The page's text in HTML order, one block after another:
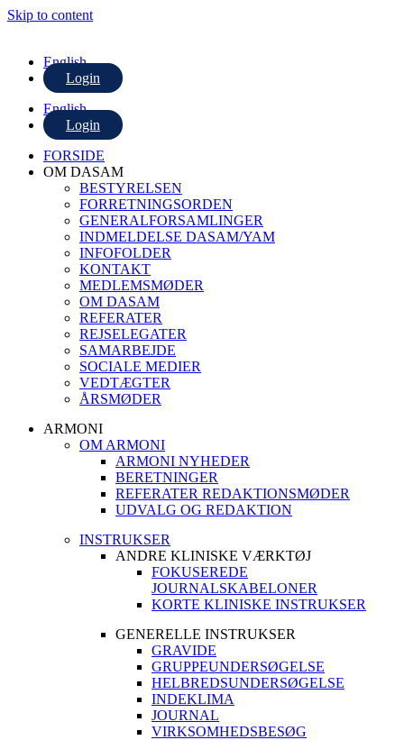
Skip to content
English
Login
English
Login
FORSIDE
OM DASAM
BESTYRELSEN
FORRETNINGSORDEN
GENERALFORSAMLINGER
INDMELDELSE DASAM/YAM
INFOFOLDER
KONTAKT
MEDLEMSMØDER
OM DASAM
REFERATER
REJSELEGATER
SAMARBEJDE
SOCIALE MEDIER
VEDTÆGTER
ÅRSMØDER
ARMONI
OM ARMONI
ARMONI NYHEDER
BERETNINGER
REFERATER REDAKTIONSMØDER
UDVALG OG REDAKTION
INSTRUKSER
ANDRE KLINISKE VÆRKTØJ
FOKUSEREDE
JOURNALSKABELONER
KORTE KLINISKE INSTRUKSER
GENERELLE INSTRUKSER
GRAVIDE
GRUPPEUNDERSØGELSE
HELBREDSUNDERSØGELSE
INDEKLIMA
JOURNAL
VIRKSOMHEDSBESØG